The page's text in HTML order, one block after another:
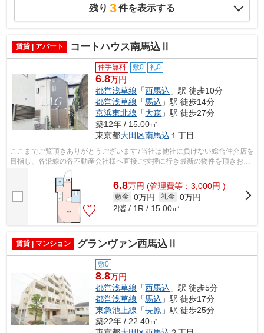
残り 3件を表示する
賃貸 | アパート コートハウス南馬込Ⅱ
仲手無料 敷0 礼0
6.8万円
都営浅草線 「西馬込 」駅 徒歩10分
都営浅草線 「馬込 」駅 徒歩14分
京浜東北線 「大森 」駅 徒歩27分
築12年 / 15.00㎡
東京都大田区南馬込 １丁目
ここまでご覧頂きありがとうございます♪当社は他社に負けない総合仲介店を
目指し、各沿線の各不動産会社様へ直接ご挨拶に行き最新の物件を頂きお客
様へ提供しております！最新の情報は...
6.8万円 (管理費等：3,000円 )
敷金 0万円 礼金 0万円
2階 / 1R / 15.00㎡
賃貸 | マンション グランヴァン西馬込Ⅱ
敷0
8.8万円
都営浅草線 「西馬込 」駅 徒歩5分
都営浅草線 「馬込 」駅 徒歩17分
東急池上線 「長原 」駅 徒歩25分
築22年 / 22.40㎡